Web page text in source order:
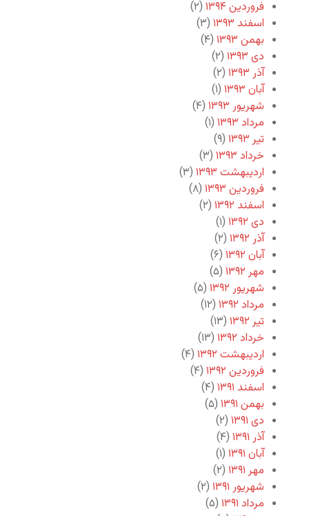
فروردین ۱۳۹۴
(۲)
اسفند ۱۳۹۳
(۳)
بهمن ۱۳۹۳
(۴)
دی ۱۳۹۳
(۲)
آذر ۱۳۹۳
(۲)
آبان ۱۳۹۳
(۱)
شهریور ۱۳۹۳
(۴)
مرداد ۱۳۹۳
(۱)
تیر ۱۳۹۳
(۹)
خرداد ۱۳۹۳
(۳)
اردیبهشت ۱۳۹۳
(۳)
فروردین ۱۳۹۳
(۸)
اسفند ۱۳۹۲
(۲)
دی ۱۳۹۲
(۱)
آذر ۱۳۹۲
(۲)
آبان ۱۳۹۲
(۶)
مهر ۱۳۹۲
(۵)
شهریور ۱۳۹۲
(۵)
مرداد ۱۳۹۲
(۱۲)
تیر ۱۳۹۲
(۱۳)
خرداد ۱۳۹۲
(۱۳)
اردیبهشت ۱۳۹۲
(۴)
فروردین ۱۳۹۲
(۴)
اسفند ۱۳۹۱
(۴)
بهمن ۱۳۹۱
(۵)
دی ۱۳۹۱
(۲)
آذر ۱۳۹۱
(۴)
آبان ۱۳۹۱
(۱)
مهر ۱۳۹۱
(۲)
شهریور ۱۳۹۱
(۲)
مرداد ۱۳۹۱
(۵)